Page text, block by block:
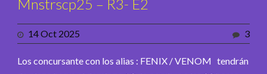
Mnstrscp25 – R3- E2
14 Oct 2025 3
Los concursante con los alias : FENIX / VENOM tendrán